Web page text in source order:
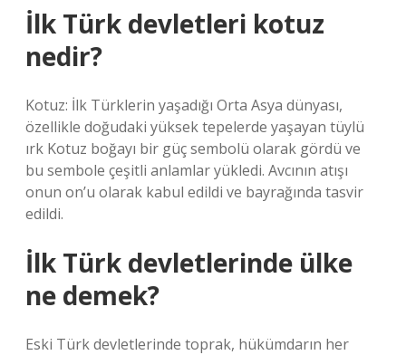
İlk Türk devletleri kotuz
nedir?
Kotuz: İlk Türklerin yaşadığı Orta Asya dünyası,
özellikle doğudaki yüksek tepelerde yaşayan tüylü
ırk Kotuz boğayı bir güç sembolü olarak gördü ve
bu sembole çeşitli anlamlar yükledi. Avcının atışı
onun on’u olarak kabul edildi ve bayrağında tasvir
edildi.
İlk Türk devletlerinde ülke
ne demek?
Eski Türk devletlerinde toprak, hükümdarın her